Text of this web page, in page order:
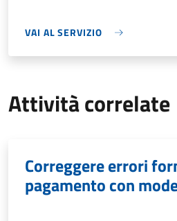
VAI AL SERVIZIO
Attività correlate
Correggere errori
pagamento con